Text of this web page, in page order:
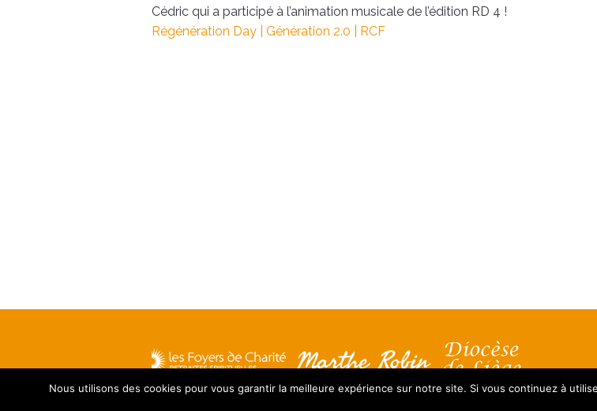
Cédric qui a participé à l’animation musicale de l’édition RD 4 !
Régénération Day | Génération 2.0 | RCF
Nous utilisons des cookies pour vous garantir la meilleure expérience sur notre site. Si vous continuez à